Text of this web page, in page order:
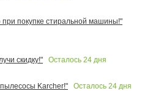
покупке стиральной машины!"
скидку!"
Осталось 24 дня
Karcher!"
Осталось 24 дня